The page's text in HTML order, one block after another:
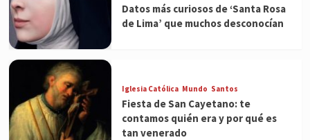
Datos más curiosos de ‘Santa Rosa
de Lima’ que muchos desconocían
Iglesia Católica Mundo Santos
Fiesta de San Cayetano: te
contamos quién era y por qué es
tan venerado